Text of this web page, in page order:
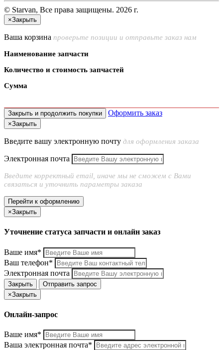
© Starvan, Все права защищены. 2026 г.
×Закрыть
Ваша корзина проверьте позиции и отправьте заказ нам
Наименование запчасти
Количество и стоимость запчастей
Сумма
Закрыть и продолжить покупки Оформить заказ
×Закрыть
Введите вашу электронную почту для оформления заказа
Электронная почта
Введите корректный email, иначе мы не сможем с Вами
связаться и уточнить параметры заказа
Перейти к оформлению
×Закрыть
Уточнение статуса запчасти и онлайн заказ
Ваше имя*
Ваш телефон*
Электронная почта
Закрыть
Отправить запрос
×Закрыть
Онлайн-запрос
Ваше имя*
Ваша электронная почта*